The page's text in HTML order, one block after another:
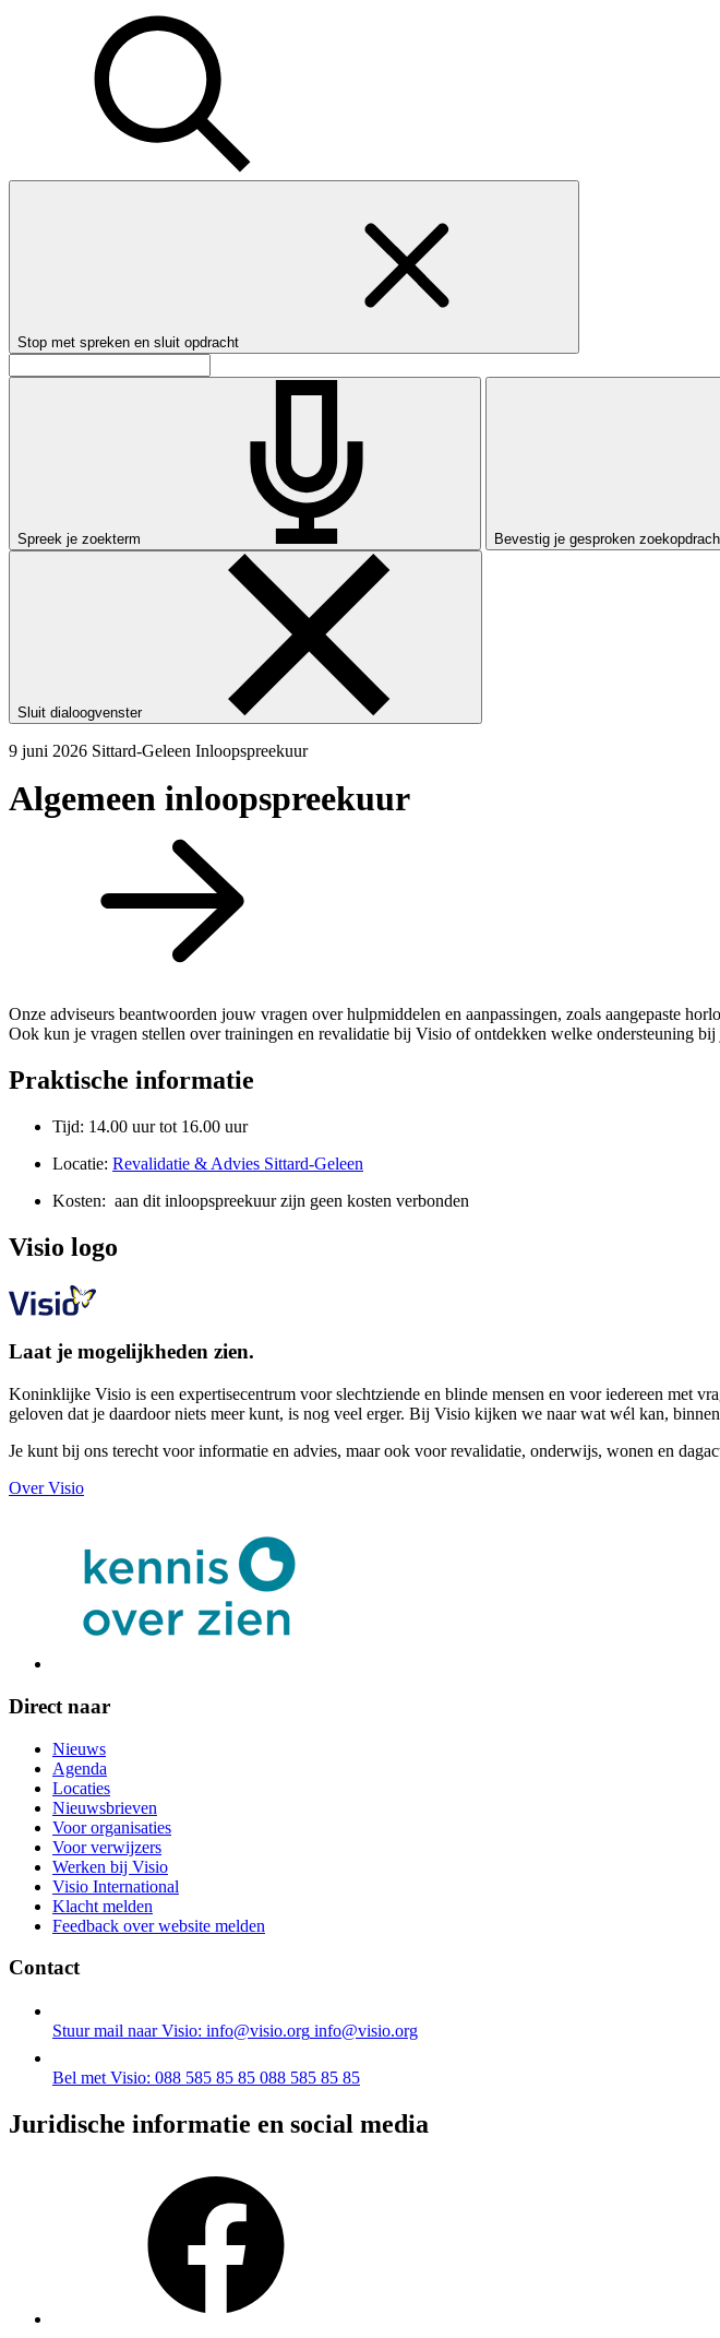
Stop met spreken en sluit opdracht
Spreek je zoekterm Bevestig je gesproken
Sluit dialoogvenster
9 juni 2026 Sittard-Geleen Inloopspreekuur
Algemeen inloopspreekuur
Onze adviseurs beantwoorden jouw vragen over hulpmiddelen en aanpassingen, zoals aangepaste
Ook kun je vragen stellen over trainingen en revalidatie bij Visio of ontdekken welke ondersteuning bij
Praktische informatie
Tijd: 14.00 uur tot 16.00 uur
Locatie: Revalidatie & Advies Sittard-Geleen
Kosten: aan dit inloopspreekuur zijn geen kosten verbonden
Visio logo
Laat je mogelijkheden zien.
Koninklijke Visio is een expertisecentrum voor slechtziende en blinde mensen en voor iedereen met
geloven dat je daardoor niets meer kunt, is nog veel erger. Bij Visio kijken we naar wat wél kan,
Je kunt bij ons terecht voor informatie en advies, maar ook voor revalidatie, onderwijs, wonen en
Over Visio
Direct naar
Nieuws
Agenda
Locaties
Nieuwsbrieven
Voor organisaties
Voor verwijzers
Werken bij Visio
Visio International
Klacht melden
Feedback over website melden
Contact
Stuur mail naar Visio: info@visio.org info@visio.org
Bel met Visio: 088 585 85 85 088 585 85 85
Juridische informatie en social media